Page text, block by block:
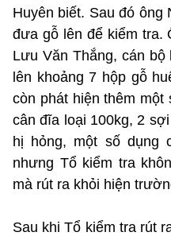
Huyên biết. Sau đó ông
đưa gỗ lên để kiểm tra.
Lưu Văn Thắng, cán
lên khoảng 7 hộp gỗ
còn phát hiện thêm một
cân đĩa loại 100kg, 2
hị hỏng, một số dụng
nhưng Tổ kiểm tra
mà rút ra khỏi hiện
Sau khi Tổ kiểm tra rút